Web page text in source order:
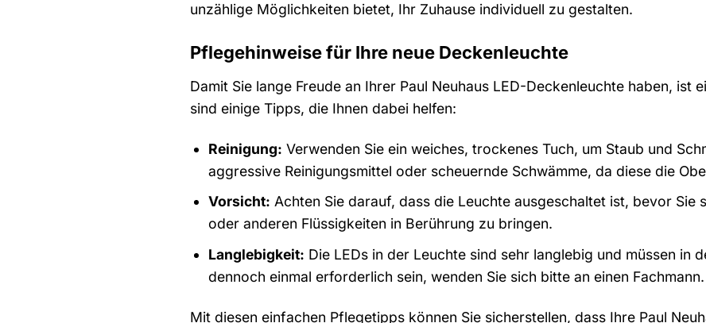
unzählige Möglichkeiten bietet, Ihr Zuhause individuell zu gestalten.
Pflegehinweise für Ihre neue Deckenleuchte
Damit Sie lange Freude an Ihrer Paul Neuhaus LED-Deckenleuchte haben,
sind einige Tipps, die Ihnen dabei helfen:
Reinigung: Verwenden Sie ein weiches, trockenes Tuch, um Staub und
aggressive Reinigungsmittel oder scheuernde Schwämme, da diese die
Vorsicht: Achten Sie darauf, dass die Leuchte ausgeschaltet ist, bevor Sie
oder anderen Flüssigkeiten in Berührung zu bringen.
Langlebigkeit: Die LEDs in der Leuchte sind sehr langlebig und müssen in
dennoch einmal erforderlich sein, wenden Sie sich bitte an einen Fachmann.
Mit diesen einfachen Pflegetipps können Sie sicherstellen, dass Ihre Paul